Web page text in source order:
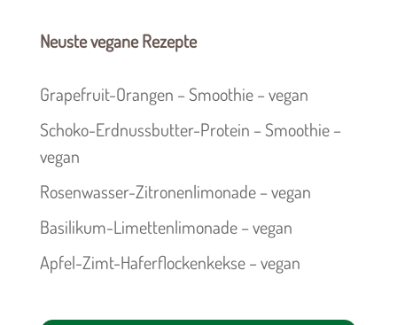
Neuste vegane Rezepte
Grapefruit-Orangen – Smoothie – vegan
Schoko-Erdnussbutter-Protein – Smoothie –
vegan
Rosenwasser-Zitronenlimonade – vegan
Basilikum-Limettenlimonade – vegan
Apfel-Zimt-Haferflockenkekse – vegan